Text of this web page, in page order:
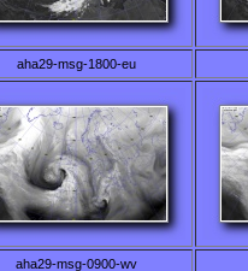
aha29-msg-1800-eu
aha29-msg-0900-wv